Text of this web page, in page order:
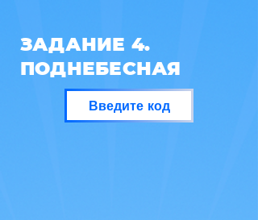
ЗАДАНИЕ 4.
ПОДНЕБЕСНАЯ
Введите код